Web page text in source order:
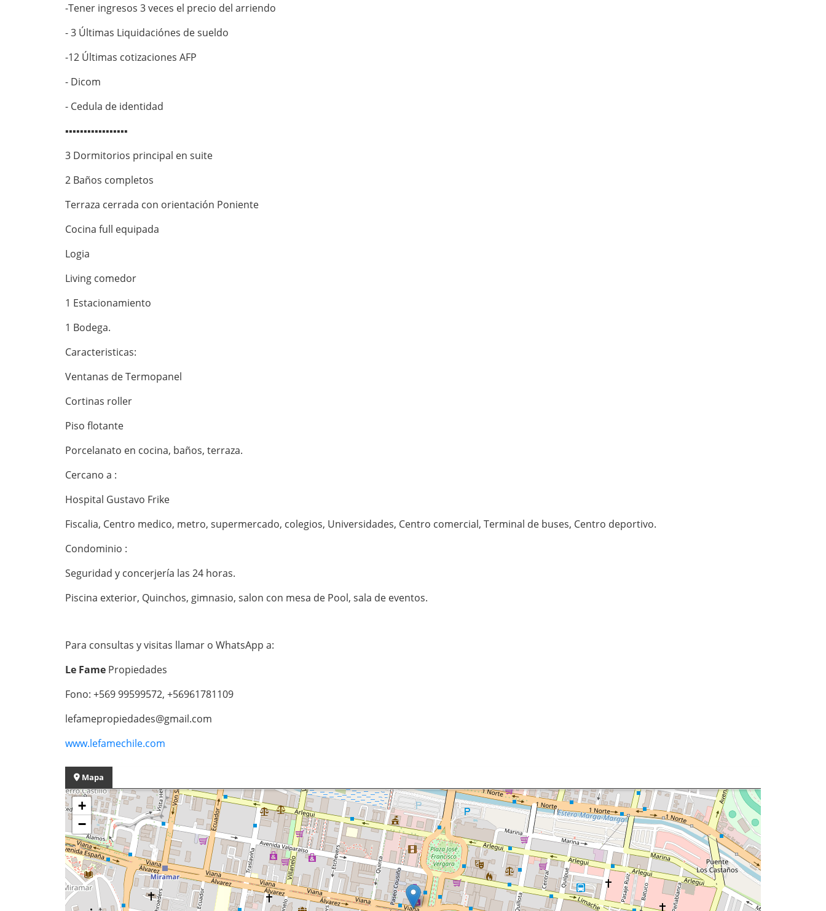
-Tener ingresos 3 veces el precio del arriendo
- 3 Últimas Liquidaciónes de sueldo
-12 Últimas cotizaciones AFP
- Dicom
- Cedula de identidad
▪︎▪︎▪︎▪︎▪︎▪︎▪︎▪︎▪︎▪︎▪︎▪︎▪︎▪︎▪︎▪︎▪︎
3 Dormitorios principal en suite
2 Baños completos
Terraza cerrada con orientación Poniente
Cocina full equipada
Logia
Living comedor
1 Estacionamiento
1 Bodega.
Caracteristicas:
Ventanas de Termopanel
Cortinas roller
Piso flotante
Porcelanato en cocina, baños, terraza.
Cercano a :
Hospital Gustavo Frike
Fiscalia, Centro medico, metro, supermercado, colegios, Universidades, Centro comercial, Terminal de buses, Centro deportivo.
Condominio :
Seguridad y concerjería las 24 horas.
Piscina exterior, Quinchos, gimnasio, salon con mesa de Pool, sala de eventos.
Para consultas y visitas llamar o WhatsApp a:
Le Fame Propiedades
Fono: +569 99599572, +56961781109
lefamepropiedades@gmail.com
www.lefamechile.com
Mapa
+
−